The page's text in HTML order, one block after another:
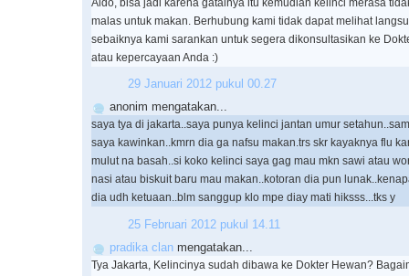
malas untuk makan. Berhubung kami tidak dapat melihat
sebaiknya kami sarankan untuk segera dikonsultasikan ke
atau kepercayaan Anda :)
29 Januari 2012 pukul 00.27
anonim mengatakan...
saya tya di jakarta..saya punya kelinci jantan umur
saya kawinkan..kmrn dia ga nafsu makan.trs skr kayaknya flu
mulut na basah..si koko kelinci saya gag mau mkn sawi atau
nasi atau biskuit baru mau makan..kotoran dia pun
dia udh ketuaan..blm sanggup klo mpe diay mati hiksss...tks y
25 Februari 2012 pukul 14.11
pradika clan mengatakan...
Tya Jakarta, Kelincinya sudah dibawa ke Dokter Hewan?